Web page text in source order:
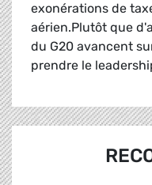
exonérations de
aérien.Plutôt que
du G20 avancent
prendre le